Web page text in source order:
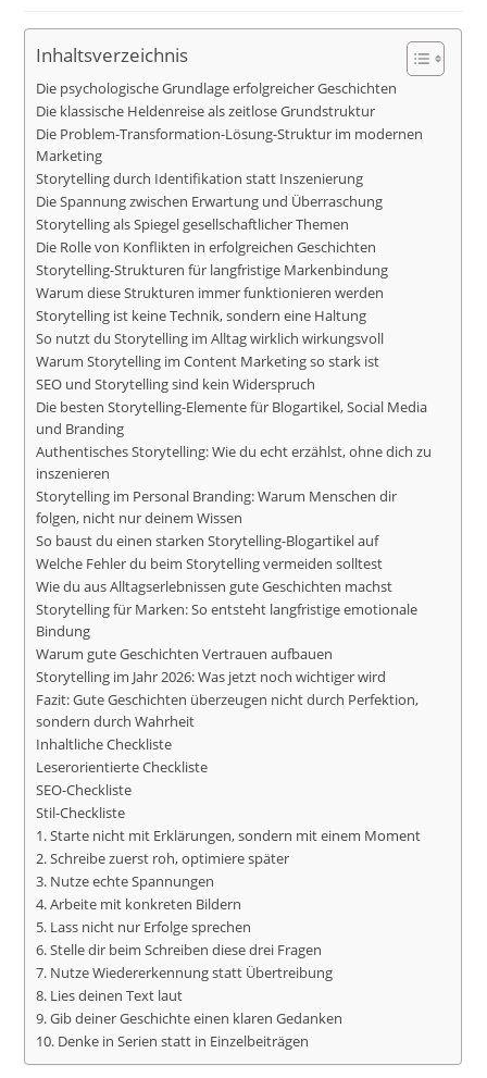
Inhaltsverzeichnis
Die psychologische Grundlage erfolgreicher Geschichten
Die klassische Heldenreise als zeitlose Grundstruktur
Die Problem-Transformation-Lösung-Struktur im modernen
Marketing
Storytelling durch Identifikation statt Inszenierung
Die Spannung zwischen Erwartung und Überraschung
Storytelling als Spiegel gesellschaftlicher Themen
Die Rolle von Konflikten in erfolgreichen Geschichten
Storytelling-Strukturen für langfristige Markenbindung
Warum diese Strukturen immer funktionieren werden
Storytelling ist keine Technik, sondern eine Haltung
So nutzt du Storytelling im Alltag wirklich wirkungsvoll
Warum Storytelling im Content Marketing so stark ist
SEO und Storytelling sind kein Widerspruch
Die besten Storytelling-Elemente für Blogartikel, Social Media
und Branding
Authentisches Storytelling: Wie du echt erzählst, ohne dich zu
inszenieren
Storytelling im Personal Branding: Warum Menschen dir
folgen, nicht nur deinem Wissen
So baust du einen starken Storytelling-Blogartikel auf
Welche Fehler du beim Storytelling vermeiden solltest
Wie du aus Alltagserlebnissen gute Geschichten machst
Storytelling für Marken: So entsteht langfristige emotionale
Bindung
Warum gute Geschichten Vertrauen aufbauen
Storytelling im Jahr 2026: Was jetzt noch wichtiger wird
Fazit: Gute Geschichten überzeugen nicht durch Perfektion,
sondern durch Wahrheit
Inhaltliche Checkliste
Leserorientierte Checkliste
SEO-Checkliste
Stil-Checkliste
1. Starte nicht mit Erklärungen, sondern mit einem Moment
2. Schreibe zuerst roh, optimiere später
3. Nutze echte Spannungen
4. Arbeite mit konkreten Bildern
5. Lass nicht nur Erfolge sprechen
6. Stelle dir beim Schreiben diese drei Fragen
7. Nutze Wiedererkennung statt Übertreibung
8. Lies deinen Text laut
9. Gib deiner Geschichte einen klaren Gedanken
10. Denke in Serien statt in Einzelbeiträgen